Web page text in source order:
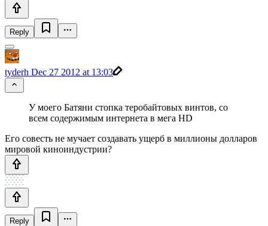
Reply
tyderh Dec 27 2012 at 13:03
У моего Батяни стопка теробайтовых винтов, со
всем содержимым интернета в мега HD
Его совесть не мучает создавать ущерб в миллионы долларов
мировой киноиндустрии?
Reply